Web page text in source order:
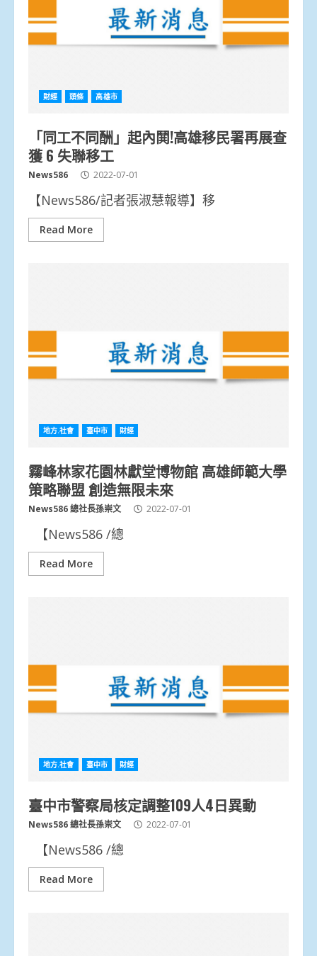
財經 頭條 高雄市
「同工不同酬」起內鬨!高雄移民署再展查
獲 6 失聯移工
News586 2022-07-01
【News586/記者張淑慧報導】移
Read More
地方.社會 臺中市 財經
霧峰林家花園林獻堂博物館 高雄師範大學
策略聯盟 創造無限未來
News586 總社長孫崇文 2022-07-01
【News586 /總
Read More
地方.社會 臺中市 財經
臺中市警察局核定調整109人4日異動
News586 總社長孫崇文 2022-07-01
【News586 /總
Read More